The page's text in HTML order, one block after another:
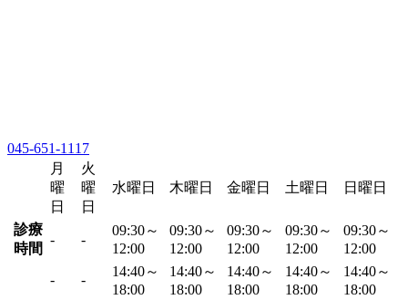
045-651-1117
月
曜
日
火
曜
日
水曜日 木曜日 金曜日 土曜日 日曜日
診療
時間
- -
09:30～
12:00
09:30～
12:00
09:30～
12:00
09:30～
12:00
09:30～
12:00
-
-
14:40～
18:00
14:40～
18:00
14:40～
18:00
14:40～
18:00
14:40～
18:00